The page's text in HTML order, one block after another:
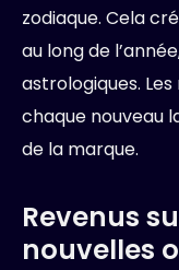
zodiaque. Cela
au long de
astrologiques.
chaque nouveau
de la marque.
Revenus
nouvelles